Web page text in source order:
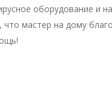
оборудование и
мастер на дому